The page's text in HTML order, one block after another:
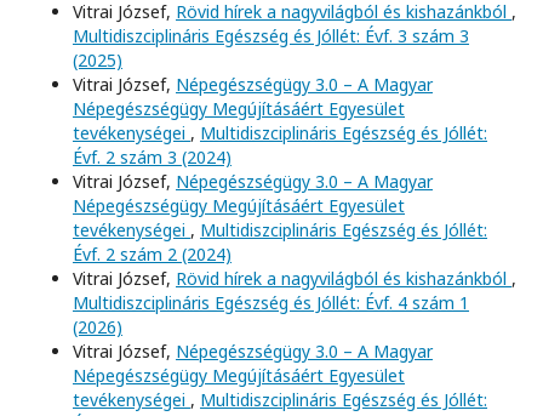
Vitrai József, Rövid hírek a nagyvilágból és kishazánkból ,
Multidiszciplináris Egészség és Jóllét: Évf. 3 szám 3
(2025)
Vitrai József, Népegészségügy 3.0 – A Magyar
Népegészségügy Megújításáért Egyesület
tevékenységei , Multidiszciplináris Egészség és Jóllét:
Évf. 2 szám 3 (2024)
Vitrai József, Népegészségügy 3.0 – A Magyar
Népegészségügy Megújításáért Egyesület
tevékenységei , Multidiszciplináris Egészség és Jóllét:
Évf. 2 szám 2 (2024)
Vitrai József, Rövid hírek a nagyvilágból és kishazánkból ,
Multidiszciplináris Egészség és Jóllét: Évf. 4 szám 1
(2026)
Vitrai József, Népegészségügy 3.0 – A Magyar
Népegészségügy Megújításáért Egyesület
tevékenységei , Multidiszciplináris Egészség és Jóllét: